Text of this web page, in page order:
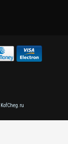
KofCheg.ru